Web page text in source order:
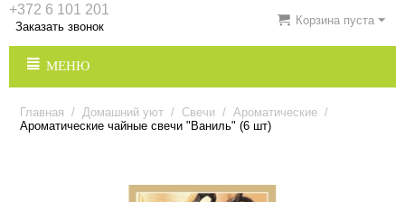
+372 6 101 201
Заказать звонок Корзина пуста
МЕНЮ
Главная / Домашний уют / Свечи / Ароматические /
Ароматические чайные свечи "Ваниль" (6 шт)